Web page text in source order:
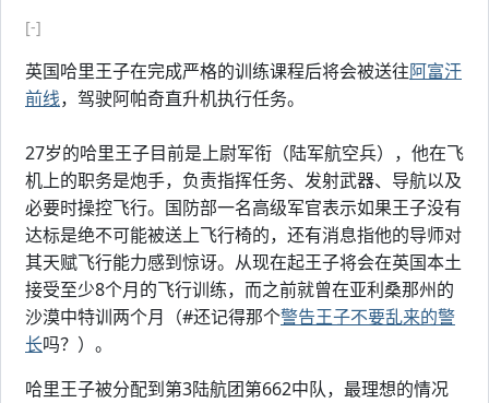
[-]
英国哈里王子在完成严格的训练课程后将会被送往阿富汗
前线，驾驶阿帕奇直升机执行任务。
27岁的哈里王子目前是上尉军衔（陆军航空兵），他在飞
机上的职务是炮手，负责指挥任务、发射武器、导航以及
必要时操控飞行。国防部一名高级军官表示如果王子没有
达标是绝不可能被送上飞行椅的，还有消息指他的导师对
其天赋飞行能力感到惊讶。从现在起王子将会在英国本土
接受至少8个月的飞行训练，而之前就曾在亚利桑那州的
沙漠中特训两个月（#还记得那个警告王子不要乱来的警
长吗？）。
哈里王子被分配到第3陆航团第662中队，最理想的情况